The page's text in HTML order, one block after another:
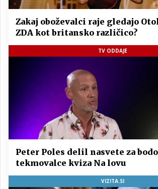
Zakaj oboževalci raje gledajo
ZDA kot britansko različico?
TV ODDAJE
Peter Poles delil nasvete za
tekmovalce kviza Na lovu
VIZITA.SI